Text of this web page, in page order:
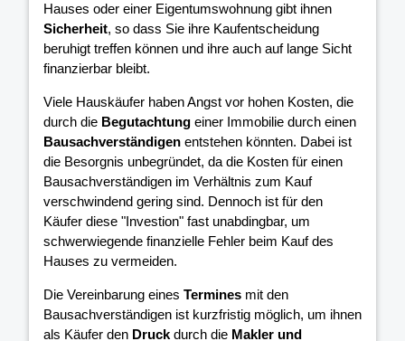
Hauses oder einer Eigentumswohnung gibt ihnen
Sicherheit, so dass Sie ihre Kaufentscheidung
beruhigt treffen können und ihre auch auf lange Sicht
finanzierbar bleibt.
Viele Hauskäufer haben Angst vor hohen Kosten, die
durch die Begutachtung einer Immobilie durch einen
Bausachverständigen entstehen könnten. Dabei ist
die Besorgnis unbegründet, da die Kosten für einen
Bausachverständigen im Verhältnis zum Kauf
verschwindend gering sind. Dennoch ist für den
Käufer diese "Investion" fast unabdingbar, um
schwerwiegende finanzielle Fehler beim Kauf des
Hauses zu vermeiden.
Die Vereinbarung eines Termines mit den
Bausachverständigen ist kurzfristig möglich, um ihnen
als Käufer den Druckdurch die Makler und